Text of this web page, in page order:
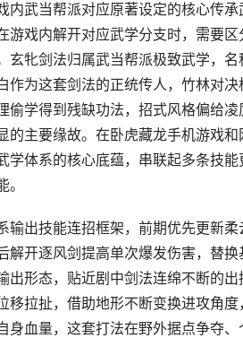
内武当帮派对应原著设定的核心传承
游戏内解开对应武学分支时，需要区
玄牝剑法归属武当帮派极致武学，名
作为这套剑法的正统传人，竹林对决
偷学得到残缺功法，招式风格偏给凌
的主要缘故。在卧虎藏龙手机游戏和
学体系的核心底蕴，串联起多条技能
输出技能连招框架，前期优先更新柔
解开逐风剑提高单次爆发伤害，替换
出形态，贴近剧中剑法连绵不断的出
拉扯，借助地形不断变换进攻角度
身血量，这套打法在野外据点争夺、